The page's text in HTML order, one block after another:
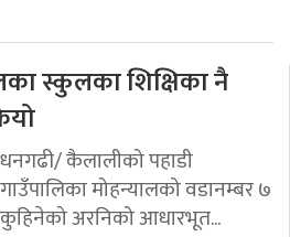
स्कुलका शिक्षिका नै
धनगढी/ कैलालीको पहाडी
गाउँपालिका मोहन्यालको वडानम्बर ७
कुहिनेको अरनिको आधारभूत...